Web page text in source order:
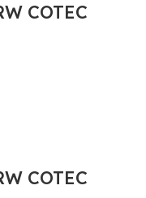
COTEC
COTEC